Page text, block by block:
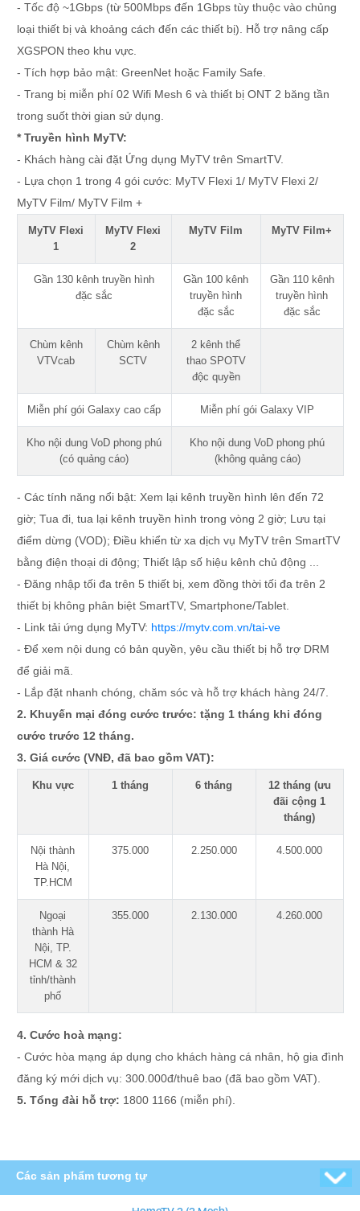
- Tốc độ ~1Gbps (từ 500Mbps đến 1Gbps tùy thuộc vào chủng
loại thiết bị và khoảng cách đến các thiết bị). Hỗ trợ nâng cấp
XGSPON theo khu vực.
- Tích hợp bảo mật: GreenNet hoặc Family Safe.
- Trang bị miễn phí 02 Wifi Mesh 6 và thiết bị ONT 2 băng tần
trong suốt thời gian sử dụng.
* Truyền hình MyTV:
- Khách hàng cài đặt Ứng dụng MyTV trên SmartTV.
- Lựa chọn 1 trong 4 gói cước: MyTV Flexi 1/ MyTV Flexi 2/
MyTV Film/ MyTV Film +
MyTV Flexi
1
MyTV Flexi
2
MyTV Film MyTV Film+
Gần 130 kênh truyền hình
đặc sắc
Gần 100 kênh
truyền hình
đặc sắc
Gần 110 kênh
truyền hình
đặc sắc
Chùm kênh
VTVcab
Chùm kênh
SCTV
2 kênh thể
thao SPOTV
độc quyền
Miễn phí gói Galaxy cao cấp Miễn phí gói Galaxy VIP
Kho nội dung VoD phong phú
(có quảng cáo)
Kho nội dung VoD phong phú
(không quảng cáo)
- Các tính năng nổi bật: Xem lại kênh truyền hình lên đến 72
giờ; Tua đi, tua lại kênh truyền hình trong vòng 2 giờ; Lưu tại
điểm dừng (VOD); Điều khiển từ xa dịch vụ MyTV trên SmartTV
bằng điện thoại di động; Thiết lập số hiệu kênh chủ động ...
- Đăng nhập tối đa trên 5 thiết bị, xem đồng thời tối đa trên 2
thiết bị không phân biệt SmartTV, Smartphone/Tablet.
- Link tải ứng dụng MyTV: https://mytv.com.vn/tai-ve
- Để xem nội dung có bản quyền, yêu cầu thiết bị hỗ trợ DRM
để giải mã.
- Lắp đặt nhanh chóng, chăm sóc và hỗ trợ khách hàng 24/7.
2. Khuyến mại đóng cước trước: tặng 1 tháng khi đóng
cước trước 12 tháng.
3. Giá cước (VNĐ, đã bao gồm VAT):
Khu vực 1 tháng 6 tháng
12 tháng (ưu
đãi cộng 1
tháng)
Nội thành
Hà Nội,
TP.HCM
375.000 2.250.000 4.500.000
Ngoại
thành Hà
Nội, TP.
HCM & 32
tỉnh/thành
phố
355.000 2.130.000 4.260.000
4. Cước hoà mạng:
- Cước hòa mạng áp dụng cho khách hàng cá nhân, hộ gia đình
đăng ký mới dịch vụ: 300.000đ/thuê bao (đã bao gồm VAT).
5. Tổng đài hỗ trợ: 1800 1166 (miễn phí).
Các sản phẩm tương tự